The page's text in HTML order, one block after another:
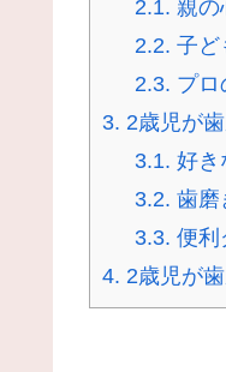
2.1. 親の
2.2. 子ど
2.3. プロ
3. 2歳児が
3.1. 好き
3.2. 歯磨
3.3. 便利
4. 2歳児が